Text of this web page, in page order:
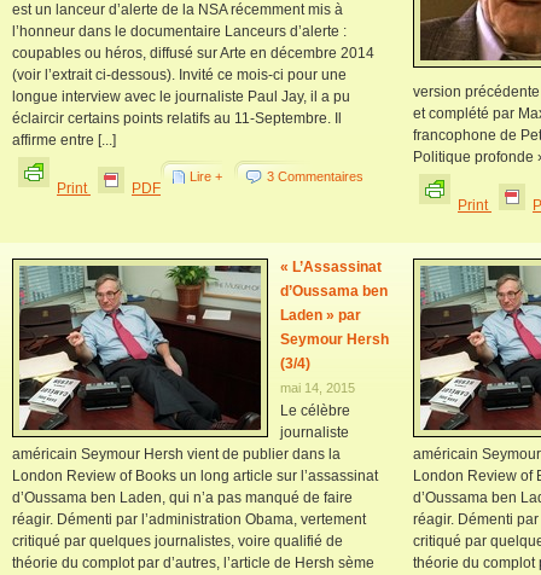
est un lanceur d’alerte de la NSA récemment mis à
l’honneur dans le documentaire Lanceurs d’alerte :
coupables ou héros, diffusé sur Arte en décembre 2014
(voir l’extrait ci-dessous). Invité ce mois-ci pour une
longue interview avec le journaliste Paul Jay, il a pu
éclaircir certains points relatifs au 11-Septembre. Il
affirme entre [...]
Print PDF
Lire + 3 Commentaires
version
et complété par
francophone de
Politique profonde
Print
« L’Assassinat
d’Oussama ben
Laden » par
Seymour Hersh
(3/4)
mai 14, 2015
Le célèbre
journaliste
américain Seymour Hersh vient de publier dans la
London Review of Books un long article sur l’assassinat
d’Oussama ben Laden, qui n’a pas manqué de faire
réagir. Démenti par l’administration Obama, vertement
critiqué par quelques journalistes, voire qualifié de
théorie du complot par d’autres, l’article de Hersh sème
américain
London Review of
d’Oussama ben
réagir. Démenti
critiqué par
théorie du complot